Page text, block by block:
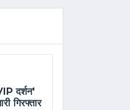
दर्शन'
गिरफ्तार